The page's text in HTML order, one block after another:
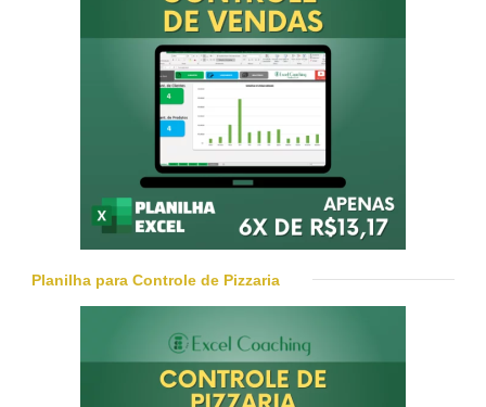
Planilha para Controle de Pizzaria